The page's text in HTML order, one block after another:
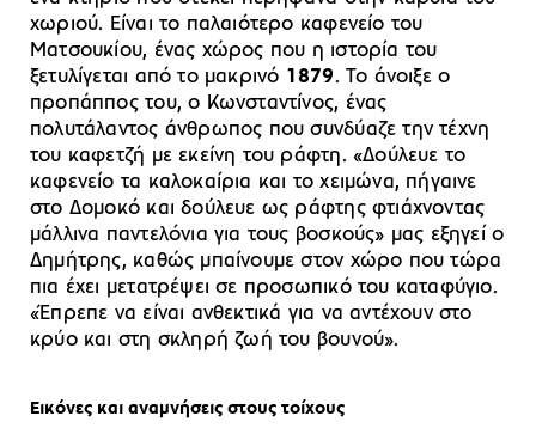
χωριού. Είναι το παλαιότερο καφενείο του
Ματσουκίου, ένας χώρος που η ιστορία του
ξετυλίγεται από το μακρινό 1879. Το άνοιξε ο
προπάππος του, ο Κωνσταντίνος, ένας
πολυτάλαντος άνθρωπος που συνδύαζε την τέχνη
του καφετζή με εκείνη του ράφτη. «Δούλευε το
καφενείο τα καλοκαίρια και το χειμώνα, πήγαινε
στο Δομοκό και δούλευε ως ράφτης φτιάχνοντας
μάλλινα παντελόνια για τους βοσκούς» μας εξηγεί ο
Δημήτρης, καθώς μπαίνουμε στον χώρο που τώρα
πια έχει μετατρέψει σε προσωπικό του καταφύγιο.
«Έπρεπε να είναι ανθεκτικά για να αντέχουν στο
κρύο και στη σκληρή ζωή του βουνού».
Εικόνες και αναμνήσεις στους τοίχους